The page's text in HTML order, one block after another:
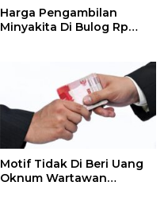
Harga Pengambilan
Minyakita Di Bulog Rp
Motif Tidak Di Beri Uang
Oknum Wartawan